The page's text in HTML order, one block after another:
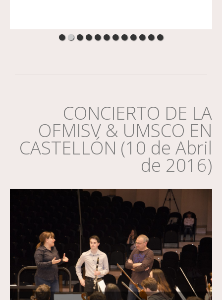
CONCIERTO DE LA
OFMISV & UMSCO EN
CASTELLÓN (10 de Abril
de 2016)